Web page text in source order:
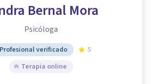
Bernal Mora
Psicóloga
Profesional verificado
5
Terapia online